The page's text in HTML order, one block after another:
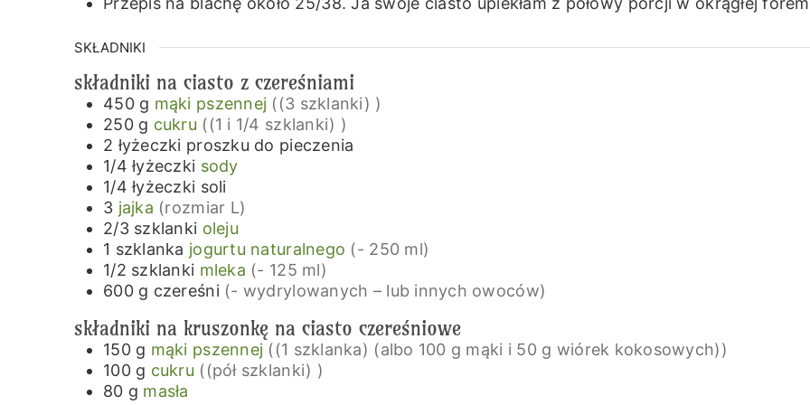
SKŁADNIKI
składniki na ciasto z czereśniami
450 g mąki pszennej ((3 szklanki) )
250 g cukru ((1 i 1/4 szklanki) )
2 łyżeczki proszku do pieczenia
1/4 łyżeczki sody
1/4 łyżeczki soli
3 jajka (rozmiar L)
2/3 szklanki oleju
1 szklanka jogurtu naturalnego (- 250 ml)
1/2 szklanki mleka (- 125 ml)
600 g czereśni (- wydrylowanych – lub innych owoców)
składniki na kruszonkę na ciasto czereśniowe
150 g mąki pszennej ((1 szklanka) (albo 100 g mąki i 50 g wiórek kokosowych))
100 g cukru ((pół szklanki) )
80 g masła